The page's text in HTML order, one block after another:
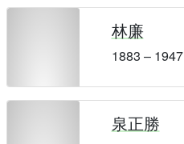
林廉
1883 – 1947
泉正勝